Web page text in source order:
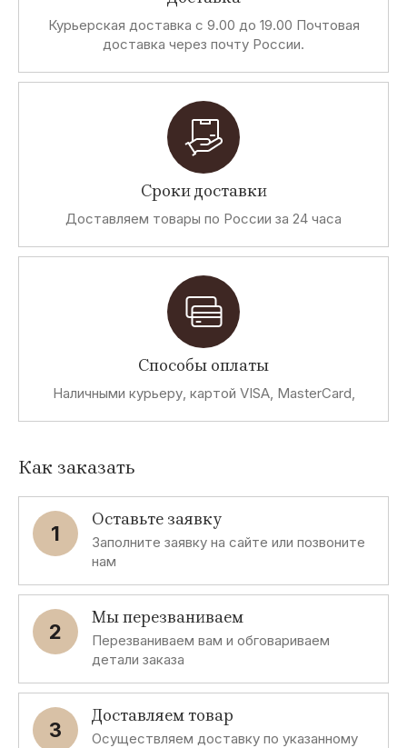
Курьерская доставка с 9.00 до 19.00 Почтовая
доставка через почту России.
Сроки доставки
Доставляем товары по России за 24 часа
Способы оплаты
Наличными курьеру, картой VISA, MasterCard,
Как заказать
1
Оставьте заявку
Заполните заявку на сайте или позвоните
нам
2
Мы перезваниваем
Перезваниваем вам и обговариваем
детали заказа
3
Доставляем товар
Осуществляем доставку по указанному